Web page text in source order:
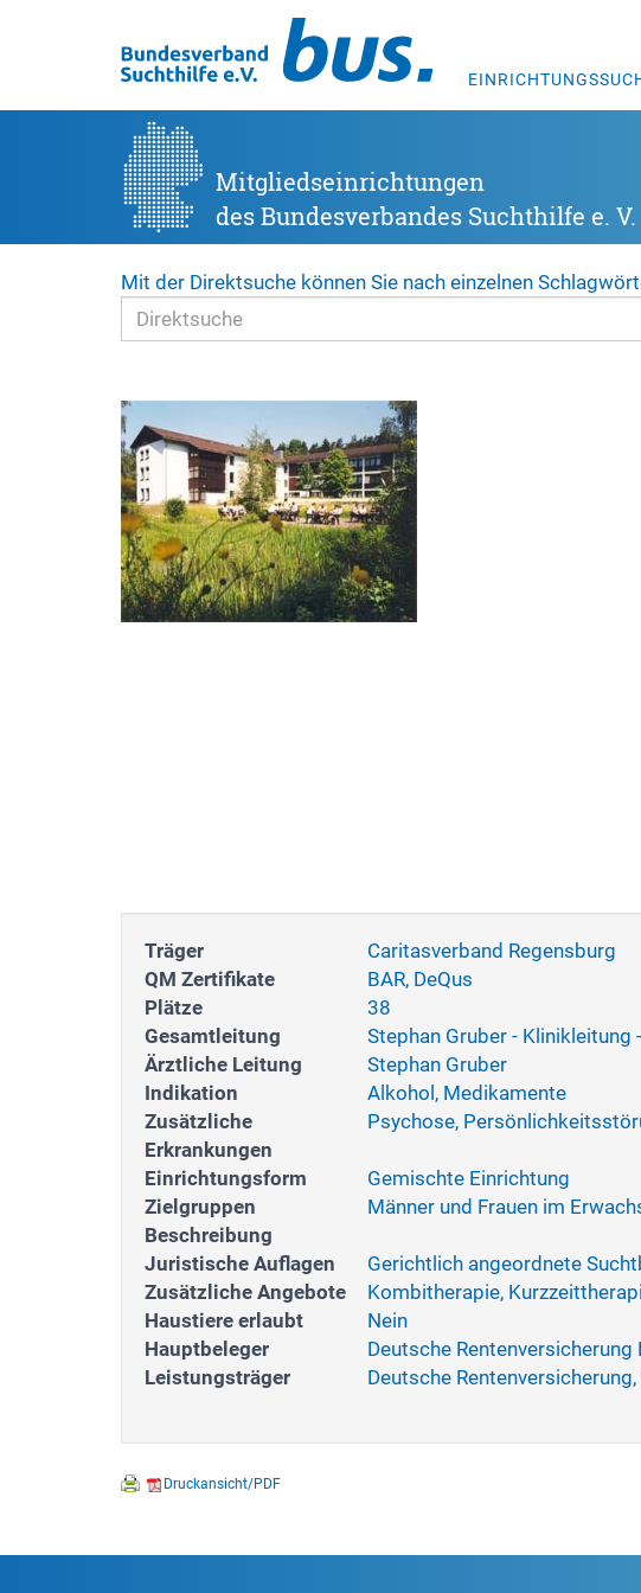
Mitgliedseinrichtungen
des Bundesverbandes Suchthilfe e. V.
Mit der Direktsuche können Sie nach einzelnen
Träger
Caritasverband Regensburg
QM Zertifikate
BAR, DeQus
Plätze
38
Gesamtleitung
Stephan Gruber - Klinikleitung -
Ärztliche Leitung
Stephan Gruber
Indikation
Alkohol, Medikamente
Zusätzliche
Erkrankungen
Psychose,
Einrichtungsform
Gemischte Einrichtung
Zielgruppen
Beschreibung
Männer und Frauen im
Juristische Auflagen
Gerichtlich angeordnete
Zusätzliche Angebote
Kombitherapie,
Haustiere erlaubt
Nein
Hauptbeleger
Deutsche Rentenversicherung
Leistungsträger
Deutsche
Druckansicht/PDF